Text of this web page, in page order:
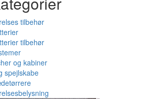
tilbehør
tilbehør
og kabiner
spejlskabe